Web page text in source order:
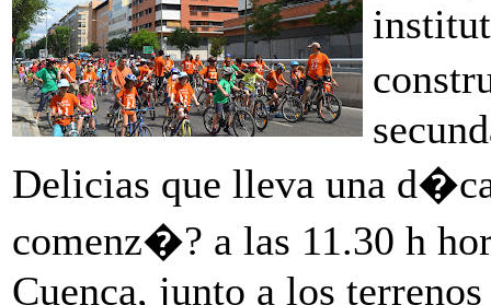
Delicias que lleva una
comenz�? a las 11.30 h
Cuenca, junto a los